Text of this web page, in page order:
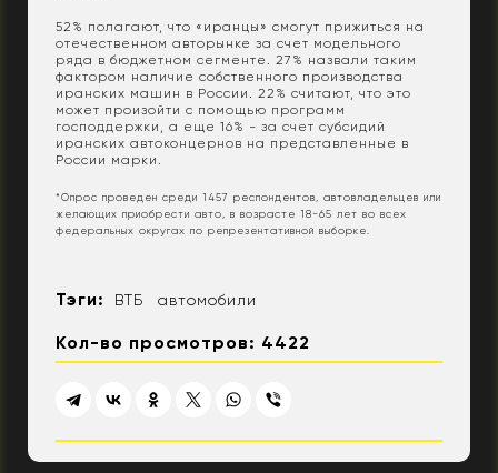
52% полагают, что «иранцы» смогут прижиться на
отечественном авторынке за счет модельного
ряда в бюджетном сегменте. 27% назвали таким
фактором наличие собственного производства
иранских машин в России. 22% считают, что это
может произойти с помощью программ
господдержки, а еще 16% - за счет субсидий
иранских автоконцернов на представленные в
России марки.
*Опрос проведен среди 1457 респондентов, автовладельцев или
желающих приобрести авто, в возрасте 18-65 лет во всех
федеральных округах по репрезентативной выборке.
Тэги: ВТБ автомобили
Кол-во просмотров: 4422